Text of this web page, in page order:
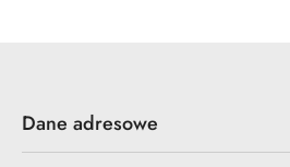
Dane adresowe